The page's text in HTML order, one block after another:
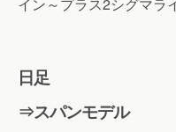
日足
⇒スパンモデル